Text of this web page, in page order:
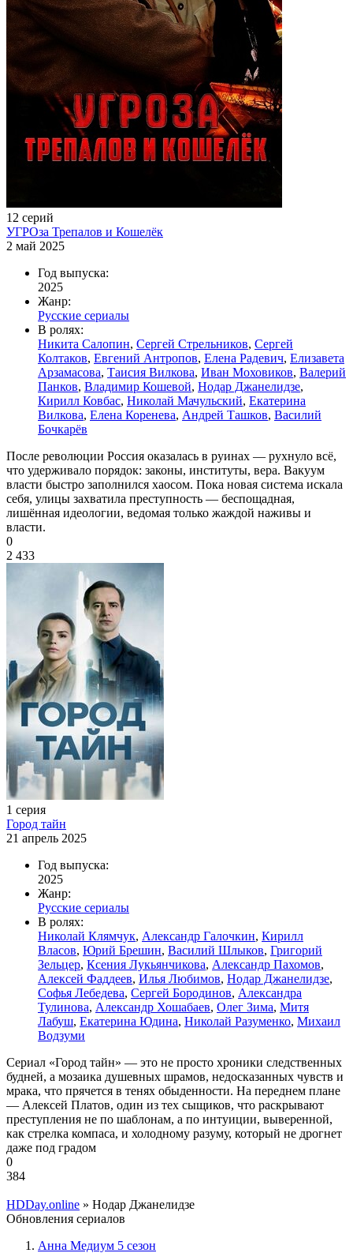
12 серий
УГРОза Трепалов и Кошелёк
2 май 2025
Год выпуска:
2025
Жанр:
Русские сериалы
В ролях:
Никита Салопин, Сергей Стрельников, Сергей
Колтаков, Евгений Антропов, Елена Радевич, Елизавета
Арзамасова, Таисия Вилкова, Иван Моховиков, Валерий
Панков, Владимир Кошевой, Нодар Джанелидзе,
Кирилл Ковбас, Николай Мачульский, Екатерина
Вилкова, Елена Коренева, Андрей Ташков, Василий
Бочкарёв
После революции Россия оказалась в руинах — рухнуло всё,
что удерживало порядок: законы, институты, вера. Вакуум
власти быстро заполнился хаосом. Пока новая система искала
себя, улицы захватила преступность — беспощадная,
лишённая идеологии, ведомая только жаждой наживы и
власти.
0
2 433
1 серия
Город тайн
21 апрель 2025
Год выпуска:
2025
Жанр:
Русские сериалы
В ролях:
Николай Клямчук, Александр Галочкин, Кирилл
Власов, Юрий Брешин, Василий Шлыков, Григорий
Зельцер, Ксения Лукьянчикова, Александр Пахомов,
Алексей Фаддеев, Илья Любимов, Нодар Джанелидзе,
Софья Лебедева, Сергей Бородинов, Александра
Тулинова, Александр Хошабаев, Олег Зима, Митя
Лабуш, Екатерина Юдина, Николай Разуменко, Михаил
Водзуми
Сериал «Город тайн» — это не просто хроники следственных
будней, а мозаика душевных шрамов, недосказанных чувств и
мрака, что прячется в тенях обыденности. На переднем плане
— Алексей Платов, один из тех сыщиков, что раскрывают
преступления не по шаблонам, а по интуиции, выверенной,
как стрелка компаса, и холодному разуму, который не дрогнет
даже под градом
0
384
HDDay.online » Нодар Джанелидзе
Обновления сериалов
Анна Медиум 5 сезон